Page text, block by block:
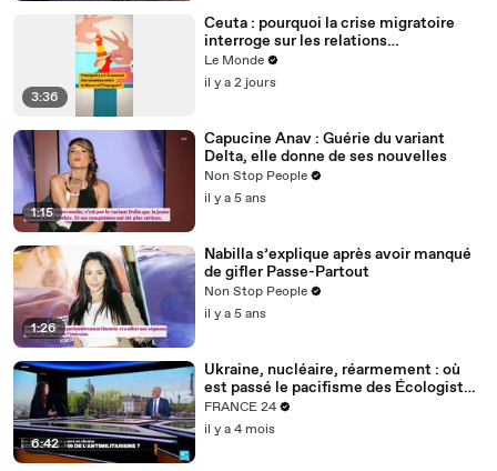
3:36
Ceuta : pourquoi la crise migratoire
interroge sur les relations
diplomatiques entre le Maroc et
l’Espagne ?
Le Monde
il y a 2 jours
1:15
Capucine Anav : Guérie du variant
Delta, elle donne de ses nouvelles
Non Stop People
il y a 5 ans
1:26
Nabilla s’explique après avoir manqué
de gifler Passe-Partout
Non Stop People
il y a 5 ans
6:42
Ukraine, nucléaire, réarmement : où
est passé le pacifisme des Écologistes
?
FRANCE 24
il y a 4 mois